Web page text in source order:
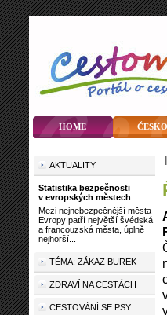
HOME ČESKO
|
AKTUALITY
Statistika bezpečnosti
v evropských městech
Mezi nejnebezpečnější města
Evropy patří největší švédská
a francouzská města, úplně
nejhorší...
TÉMA: ZÁKAZ BUREK
ZDRAVÍ NA CESTÁCH
CESTOVÁNÍ SE PSY